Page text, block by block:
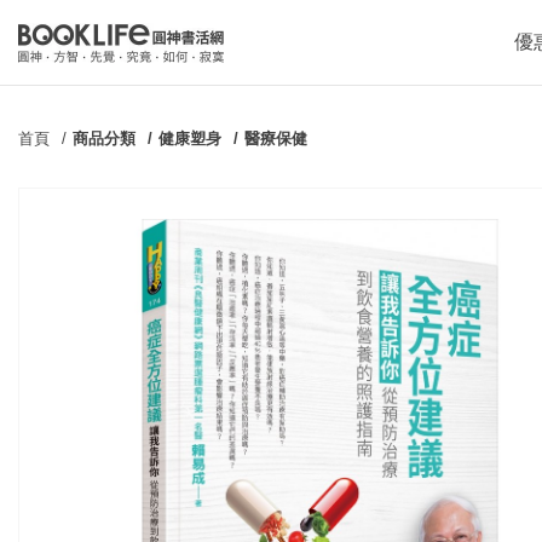
優
首頁 商品分類 健康塑身 醫療保健